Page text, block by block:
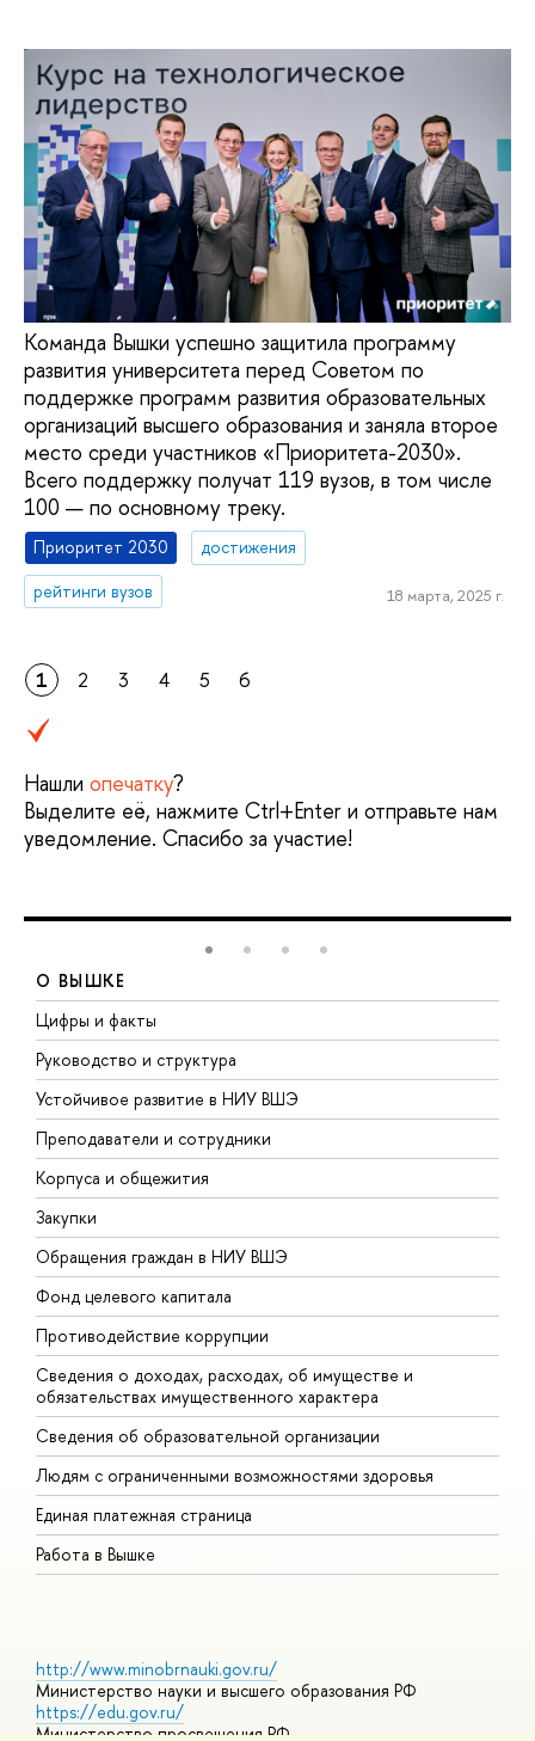
Команда Вышки успешно защитила программу
развития университета перед Советом по
поддержке программ развития образовательных
организаций высшего образования и заняла второе
место среди участников «Приоритета-2030».
Всего поддержку получат 119 вузов, в том числе
100 — по основному треку.
Приоритет 2030
достижения
рейтинги вузов
18 марта, 2025 г.
1 2 3 4 5 6
Нашли опечатку?
Выделите её, нажмите Ctrl+Enter и отправьте нам
уведомление. Спасибо за участие!
О ВЫШКЕ
Цифры и факты
Руководство и структура
Устойчивое развитие в НИУ ВШЭ
Преподаватели и сотрудники
Корпуса и общежития
Закупки
Обращения граждан в НИУ ВШЭ
Фонд целевого капитала
Противодействие коррупции
Сведения о доходах, расходах, об имуществе и
обязательствах имущественного характера
Сведения об образовательной организации
Людям с ограниченными возможностями здоровья
Единая платежная страница
Работа в Вышке
http://www.minobrnauki.gov.ru/
Министерство науки и высшего образования РФ
https://edu.gov.ru/
Министерство просвещения РФ